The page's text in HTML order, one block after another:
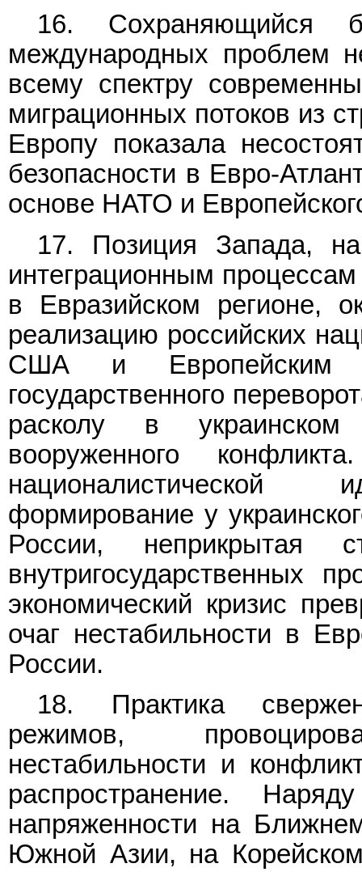
16. Сохраняющийся
международных проблем
всему спектру
миграционных потоков из
Европу показала
безопасности в Евро-
основе НАТО и
17. Позиция Запада,
интеграционным
в Евразийском регионе,
реализацию российских
США и Европейским
государственного
расколу в
вооруженного
националистической
формирование у
России, неприкрытая
внутригосударственных
экономический кризис
очаг нестабильности в
России.
18. Практика
режимов,
нестабильности и
распространение.
напряженности на
Южной Азии, на